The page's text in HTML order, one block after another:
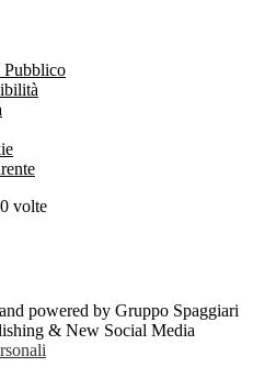
volte
powered by Gruppo Spaggiari
& New Social Media